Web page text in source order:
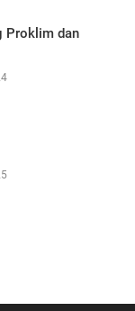
Proklim dan